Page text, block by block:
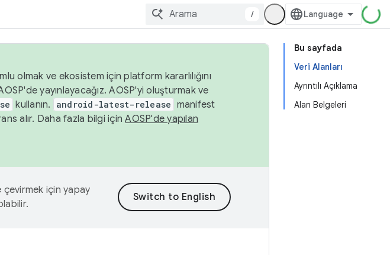
/
Bu sayfada
Veri Alanları
Ayrıntılı Açıklama
Alan Belgeleri
olmak ve ekosistem için platform kararlılığını
yayınlayacağız. AOSP'yi oluşturmak ve
kullanın. android-latest-release manifest
alır. Daha fazla bilgi içinAOSP'de yapılan
için yapay